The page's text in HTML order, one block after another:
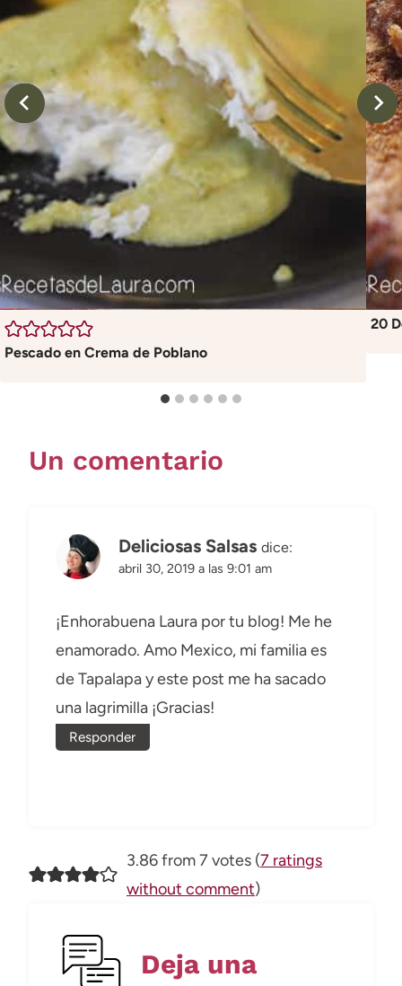
Pescado en Crema de Poblano
20
Un comentario
Deliciosas Salsas dice:
abril 30, 2019 a las 9:01 am
¡Enhorabuena Laura por tu blog! Me he
enamorado. Amo Mexico, mi familia es
de Tapalapa y este post me ha sacado
una lagrimilla ¡Gracias!
Responder
3.86 from 7 votes (7 ratings
without comment)
Deja una